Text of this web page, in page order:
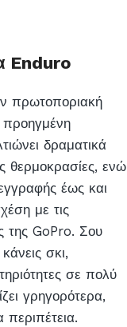
Enduro
πρωτοποριακή
δραματικά
θερμοκρασίες, ενώ
έως και
με τις
της GoPro. Σου
σκι,
σε πολύ
γρηγορότερα,